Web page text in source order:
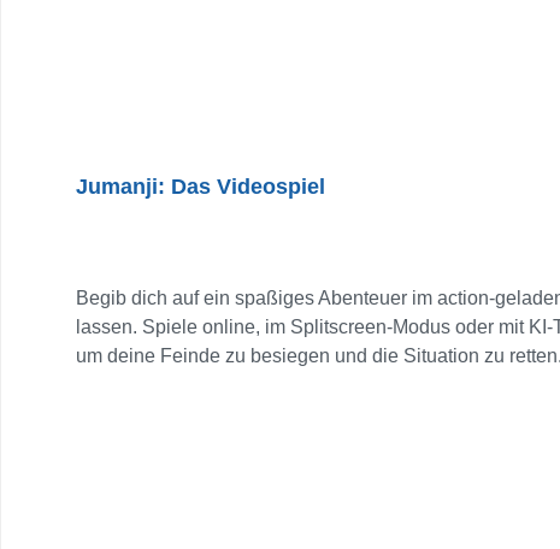
Jumanji: Das Videospiel
Begib dich auf ein spaßiges Abenteuer im action-
lassen. Spiele online, im Splitscreen-Modus oder mit
um deine Feinde zu besiegen und die Situation zu